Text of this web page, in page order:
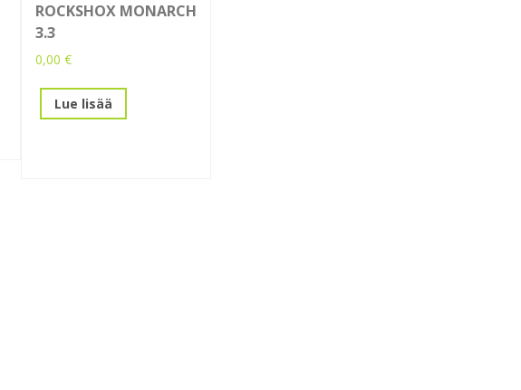
ROCKSHOX MONARCH
3.3
0,00 €
Lue lisää